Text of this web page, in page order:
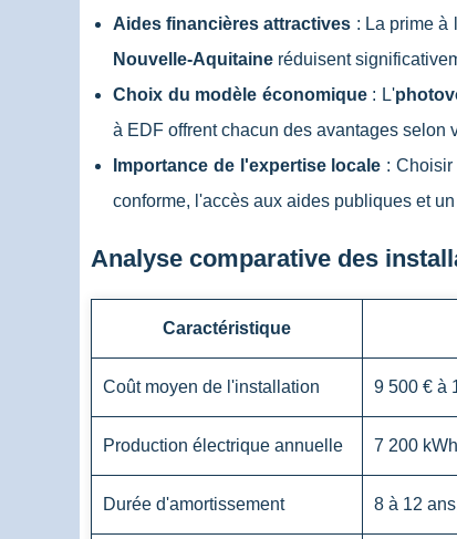
Aides financières attractives : La prime à
Nouvelle-Aquitaine réduisent
Choix du modèle économique: L'
à EDF offrent chacun des avantages selon
Importance de l'expertise locale : Choisir
conforme, l'accès aux aides publiques et
Analyse comparative des
Caractéristique
Coût moyen de l'installation 9 500 € à
Production électrique annuelle 7 200
Durée d'amortissement 8 à 12